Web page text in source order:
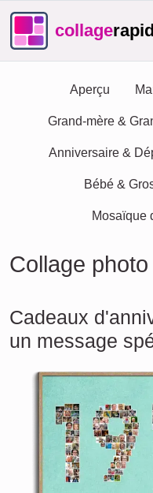
collage
Aperçu
Grand-mère &
Anniversaire &
Bébé &
Mosaïque
Collage
Cadeaux
un message